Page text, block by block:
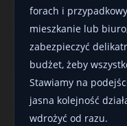
forach i
mieszkanie lub
zabezpieczyć
budżet, żeby
Stawiamy na
jasna kolejność
wdrożyć od razu.